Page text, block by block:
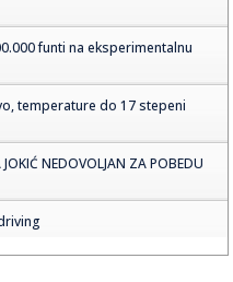
funti na eksperimentalnu
temperature do 17 stepeni
NEDOVOLJAN ZA POBEDU